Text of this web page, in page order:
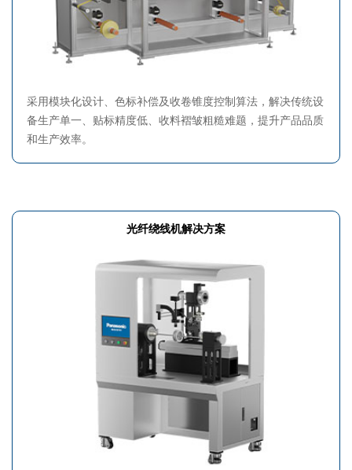
采用模块化设计、色标补偿及收卷锥度控制算法，解决传统设
备生产单一、贴标精度低、收料褶皱粗糙难题，提升产品品质
和生产效率。
光纤绕线机解决方案